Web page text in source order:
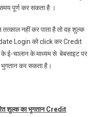
पूर्ण कर सकता है ।
तत्‍काल नहीं कर पाता है तो वह शुल्क
Login को click कर Credit
चालान के माध्यम से बेबसाइट पर
भुगतान कर सकता है।
शुल्क का भुगतानCredit